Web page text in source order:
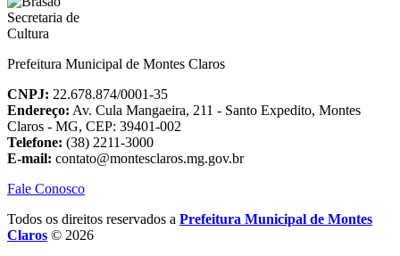
Prefeitura Municipal de Montes Claros
CNPJ: 22.678.874/0001-35
Endereço: Av. Cula Mangaeira, 211 - Santo Expedito, Montes
Claros - MG, CEP: 39401-002
Telefone: (38) 2211-3000
E-mail: contato@montesclaros.mg.gov.br
Fale Conosco
Todos os direitos reservados a Prefeitura Municipal de Montes
Claros © 2026